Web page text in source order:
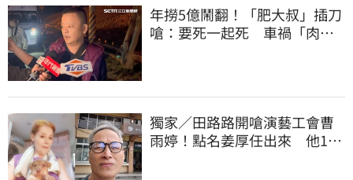
年撈5億鬧翻！「肥大叔」插刀
嗆：要死一起死 車禍「肉眼
獨家／田路路開嗆演藝工會曹
雨婷！點名姜厚任出來 他16